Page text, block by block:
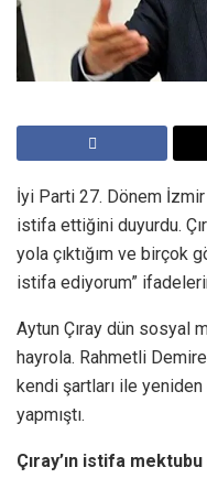
İyi Parti 27. Dönem
istifa ettiğini duyurdu.
yola çıktığım ve birçok
istifa ediyorum”
Aytun Çıray dün sosyal
hayrola. Rahmetli
kendi şartları ile
yapmıştı.
Çıray’ın istifa